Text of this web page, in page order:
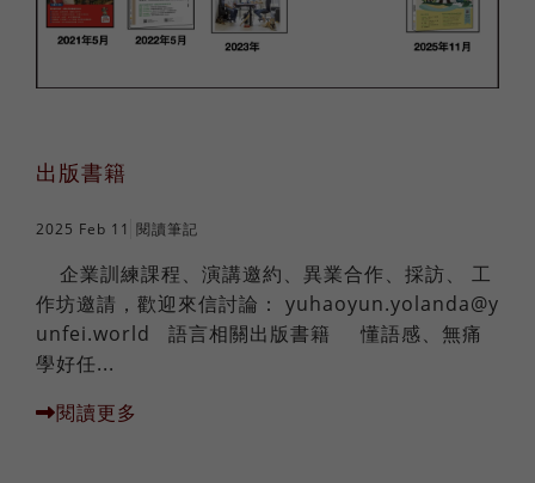
出版書籍
2025 Feb 11 閱讀筆記
企業訓練課程、演講邀約、異業合作、採訪、 工
作坊邀請，歡迎來信討論： yuhaoyun.yolanda@y
unfei.world 語言相關出版書籍 懂語感、無痛
學好任...
閱讀更多